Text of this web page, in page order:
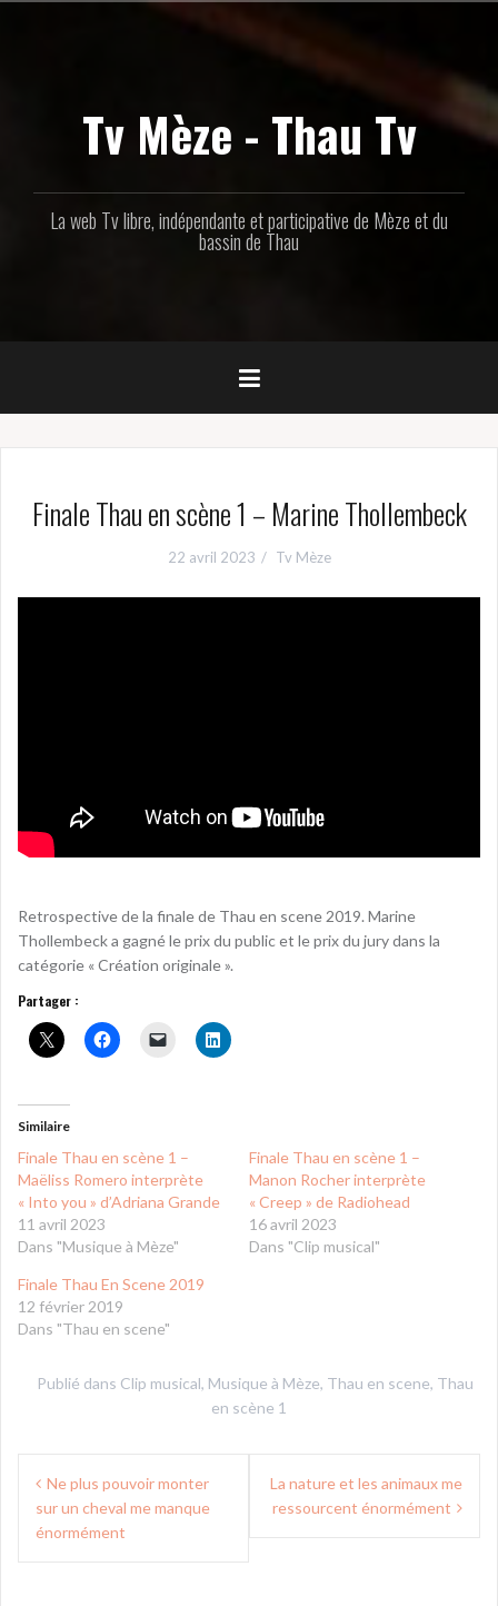
Tv Mèze - Thau Tv
La web Tv libre, indépendante et participative de Mèze et du
bassin de Thau
Finale Thau en scène 1 – Marine Thollembeck
22 avril 2023 Tv Mèze
Retrospective de la finale de Thau en scene 2019. Marine
Thollembeck a gagné le prix du public et le prix du jury dans la
catégorie « Création originale ».
Partager :
Similaire
Finale Thau en scène 1 –
Maëliss Romero interprète
« Into you » d’Adriana Grande
11 avril 2023
Dans "Musique à Mèze"
Finale Thau en scène 1 –
Manon Rocher interprète
« Creep » de Radiohead
16 avril 2023
Dans "Clip musical"
Finale Thau En Scene 2019
12 février 2019
Dans "Thau en scene"
Publié dans Clip musical, Musique à Mèze, Thau en scene, Thau
en scène 1
Navigation
de
l’article
Ne plus pouvoir monter
sur un cheval me manque
énormément
La nature et les animaux me
ressourcent énormément